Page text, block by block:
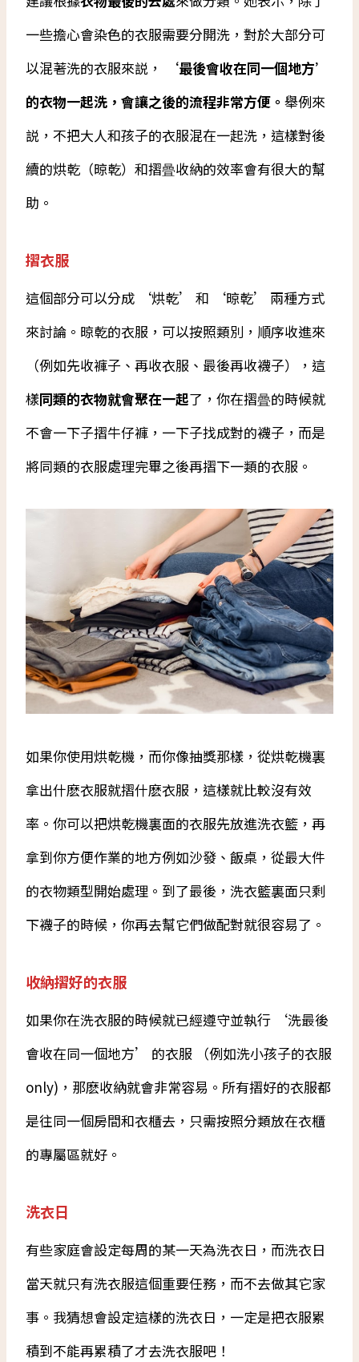
一些擔心會染色的衣服需要分開洗，對於大部分可
以混著洗的衣服來説，
‘最後會收在同一個地方’
的衣物一起洗，會讓之後的流程非常方便。 舉例來
説，不把大人和孩子的衣服混在一起洗，這樣對後
續的烘乾（晾乾）和摺曡收納的效率會有很大的幫
助。
摺衣服
這個部分可以分成 ‘烘乾’ 和 ‘晾乾’ 兩種方式
來討論。晾乾的衣服，可以按照類別，順序收進來
（例如先收褲子、再收衣服、最後再收襪子），這
樣同類的衣物就會聚在一起了，你在摺曡的時候就
不會一下子摺牛仔褲，一下子找成對的襪子，而是
將同類的衣服處理完畢之後再摺下一類的衣服。
如果你使用烘乾機，而你像抽獎那樣，從烘乾機裏
拿出什麽衣服就摺什麽衣服，這樣就比較沒有效
率。你可以把烘乾機裏面的衣服先放進洗衣籃，再
拿到你方便作業的地方例如沙發、飯桌，從最大件
的衣物類型開始處理。到了最後，洗衣籃裏面只剩
下襪子的時候，你再去幫它們做配對就很容易了。
收納摺好的衣服
如果你在洗衣服的時候就已經遵守並執行 ‘洗最後
會收在同一個地方’ 的衣服 （例如洗小孩子的衣服
only)，那麽收納就會非常容易。所有摺好的衣服都
是往同一個房間和衣櫃去，只需按照分類放在衣櫃
的專屬區就好。
洗衣日
有些家庭會設定每周的某一天為洗衣日，而洗衣日
當天就只有洗衣服這個重要任務，而不去做其它家
事。我猜想會設定這樣的洗衣日，一定是把衣服累
積到不能再累積了才去洗衣服吧！